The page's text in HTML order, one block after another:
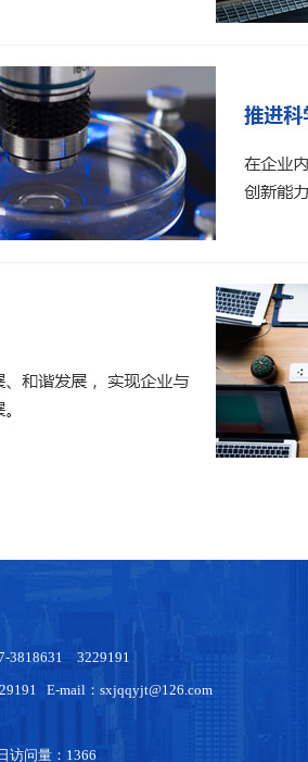
3818631 3229191
E-mail：sxjqqyjt@126.com
访问量：1366